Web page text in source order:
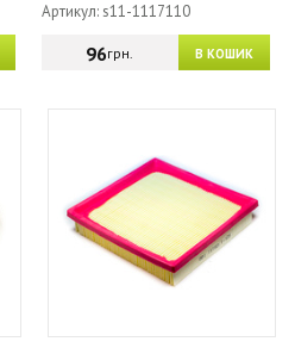
Артикул: s11-1117110
В КОШИК
96грн.